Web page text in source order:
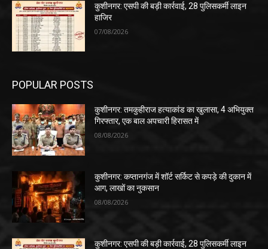
कुशीनगर: एसपी की बड़ी कार्रवाई, 28 पुलिसकर्मी लाइन
हाजिर
07/08/2026
POPULAR POSTS
कुशीनगर: तमकुहीराज हत्याकांड का खुलासा, 4 अभियुक्त
गिरफ्तार, एक बाल अपचारी हिरासत में
08/08/2026
कुशीनगर: कप्तानगंज में शॉर्ट सर्किट से कपड़े की दुकान में
आग, लाखों का नुकसान
08/08/2026
कुशीनगर: एसपी की बड़ी कार्रवाई, 28 पुलिसकर्मी लाइन